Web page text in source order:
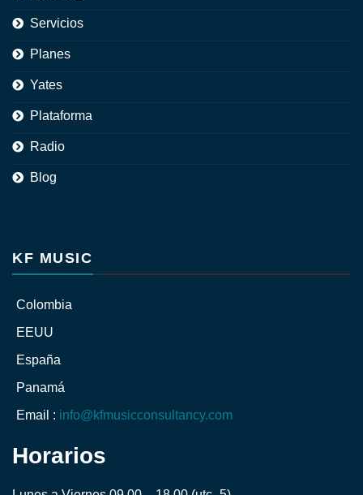
Servicios
Planes
Yates
Plataforma
Radio
Blog
KF MUSIC
Colombia
EEUU
España
Panamá
Email : info@kfmusicconsultancy.com
Horarios